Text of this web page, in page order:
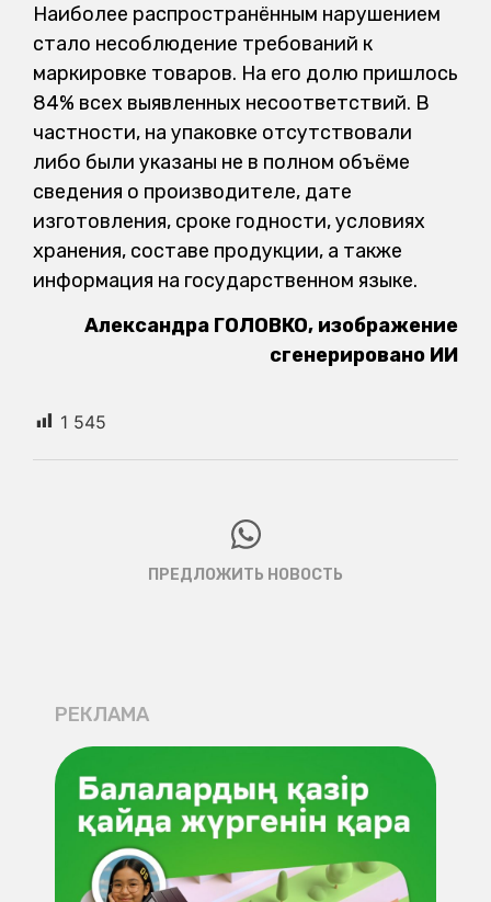
Наиболее распространённым нарушением
стало несоблюдение требований к
маркировке товаров. На его долю пришлось
84% всех выявленных несоответствий. В
частности, на упаковке отсутствовали
либо были указаны не в полном объёме
сведения о производителе, дате
изготовления, сроке годности, условиях
хранения, составе продукции, а также
информация на государственном языке.
Александра ГОЛОВКО, изображение
сгенерировано ИИ
1 545
ПРЕДЛОЖИТЬ НОВОСТЬ
РЕКЛАМА